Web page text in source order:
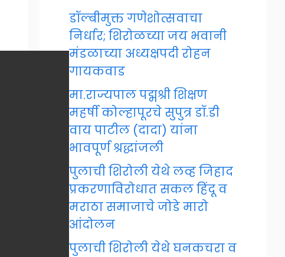
डॉल्बीमुक्त गणेशोत्सवाचा
निर्धार; शिरोळच्या जय भवानी
मंडळाच्या अध्यक्षपदी रोहन
गायकवाड
मा.राज्यपाल पद्मश्री शिक्षण
महर्षी कोल्हापूरचे सुपुत्र डॉ.डी
वाय पाटील (दादा) यांना
भावपूर्ण श्रद्धांजली
पुलाची शिरोली येथे लव्ह जिहाद
प्रकरणाविरोधात सकल हिंदू व
मराठा समाजाचे जोडे मारो
आंदोलन
पुलाची शिरोली येथे घनकचरा व